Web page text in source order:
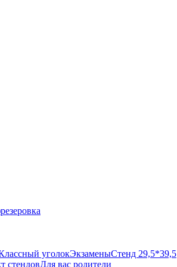
уголокЭкзаменыСтенд 29,5*39,5
стендовДля вас родители